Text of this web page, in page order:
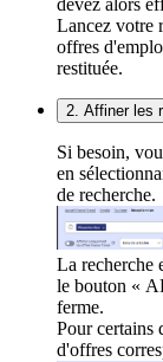
Lancez votre
offres
restituée.
2. Affiner les
Si besoin,
en
de recherche.
La recherche
le bouton «
ferme.
Pour certains
d'offres